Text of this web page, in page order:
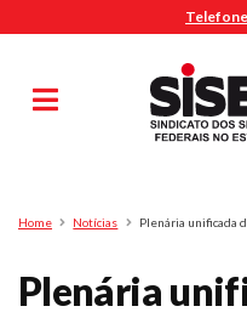
Pesquisa
Home Notícias Plenária unificada
Plenária
MENU
Sindicalize-se
Diretoria